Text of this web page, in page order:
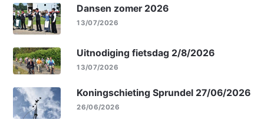
Dansen zomer 2026
13/07/2026
Uitnodiging fietsdag 2/8/2026
13/07/2026
Koningschieting Sprundel 27/06/2026
26/06/2026